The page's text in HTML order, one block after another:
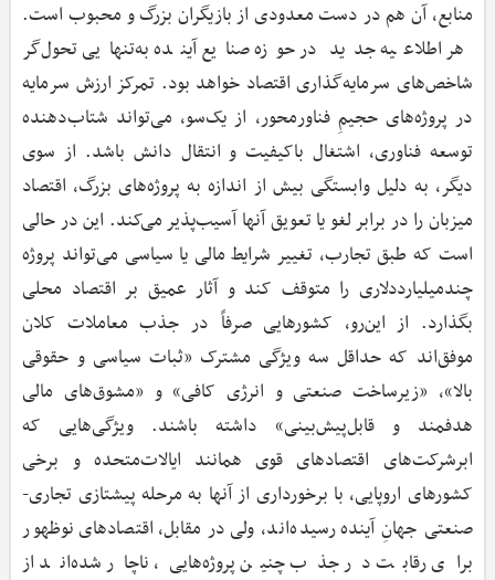
منابع، آن هم در دست معدودی از بازیگران بزرگ و محبوب است.
هر اطلاعیه جدید در حوزه صنایع آینده به‌تنهایی تحول‌گر
شاخص‌های سرمایه‌گذاری اقتصاد خواهد بود. تمرکز ارزش سرمایه
در پروژه‌های حجیمِ فناورمحور، از یک‌سو، می‌تواند شتاب‌دهنده
توسعه فناوری، اشتغال باکیفیت و انتقال دانش باشد. از سوی
دیگر، به دلیل وابستگی بیش از اندازه به پروژه‌های بزرگ، اقتصاد
میزبان را در برابر لغو یا تعویق آنها آسیب‌پذیر می‌کند. این در حالی
است که طبق تجارب، تغییر شرایط مالی یا سیاسی می‌تواند پروژه
چندمیلیارددلاری را متوقف کند و آثار عمیق بر اقتصاد محلی
بگذارد. از این‌رو، کشورهایی صرفاً در جذب معاملات کلان
موفق‌اند که حداقل سه ویژگی مشترک «ثبات سیاسی و حقوقی
بالا»، «زیرساخت صنعتی و انرژی کافی» و «مشوق‌های مالی
هدفمند و قابل‌پیش‌بینی» داشته باشند. ویژگی‌هایی که
ابرشرکت‌های اقتصادهای قوی همانند ایالات‌متحده و برخی
کشورهای اروپایی، با برخورداری از آنها به مرحله پیشتازی تجاری-
صنعتی جهانِ آینده رسیده‌اند، ولی در مقابل، اقتصادهای نوظهور
برای رقابت در جذب چنین پروژه‌هایی، ناچار شده‌اند از